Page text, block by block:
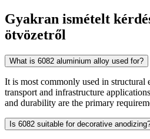
Gyakran ismételt
ötvözetről
What is 6082 aluminium alloy used for?
It is most commonly used in
transport and infrastructure
and durability are the primary
Is 6082 suitable for decorative